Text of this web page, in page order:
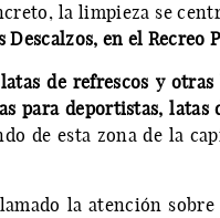
la limpieza se
en el Recreo
de refrescos y
para deportistas,
de esta zona de la
la atención